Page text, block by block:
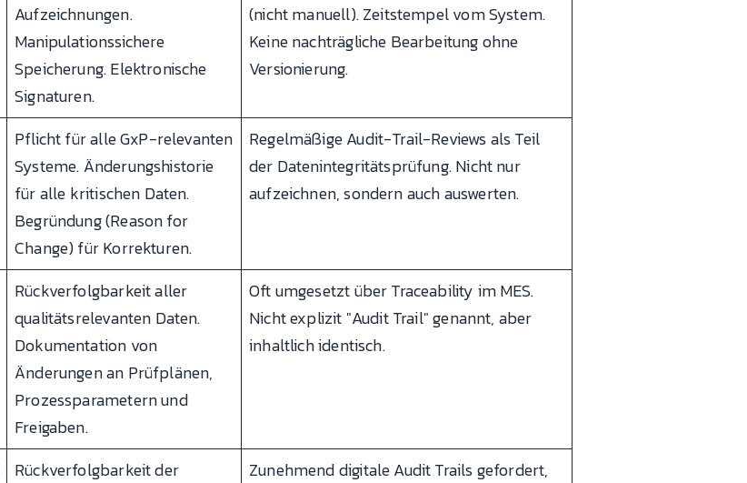
Aufzeichnungen.
Manipulationssichere
Speicherung. Elektronische
Signaturen.
(nicht manuell). Zeitstempel vom System.
Keine nachträgliche Bearbeitung ohne
Versionierung.
Pflicht für alle GxP-relevanten
Systeme. Änderungshistorie
für alle kritischen Daten.
Begründung (Reason for
Change) für Korrekturen.
Regelmäßige Audit-Trail-Reviews als Teil
der Datenintegritätsprüfung. Nicht nur
aufzeichnen, sondern auch auswerten.
Rückverfolgbarkeit aller
qualitätsrelevanten Daten.
Dokumentation von
Änderungen an Prüfplänen,
Prozessparametern und
Freigaben.
Oft umgesetzt über Traceability im MES.
Nicht explizit "Audit Trail" genannt, aber
inhaltlich identisch.
Rückverfolgbarkeit der
Zunehmend digitale Audit Trails gefordert,